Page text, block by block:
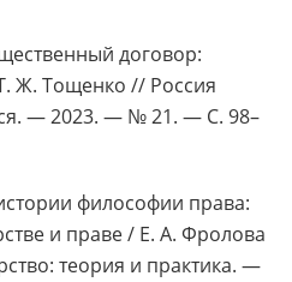
договор:
Ж. Тощенко // Россия
— 2023. — № 21. — С. 98–
философии права:
и праве / Е. А. Фролова
теория и практика. —